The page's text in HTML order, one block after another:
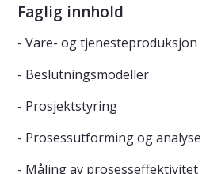
Faglig innhold
- Vare- og tjenesteproduksjon
- Beslutningsmodeller
- Prosjektstyring
- Prosessutforming og
- Måling av prosesseffektivitet